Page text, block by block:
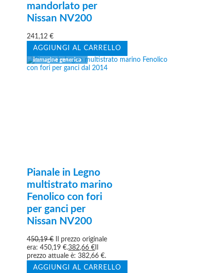
mandorlato per
Nissan NV200
241,12€
AGGIUNGI AL CARRELLO
Pianale in Legno
multistrato marino
Fenolico con fori
per ganci per
Nissan NV200
450,19€
Il prezzo originale
era: 450,19 €.382,66€
prezzo attuale è: 382,66 €.
AGGIUNGI AL CARRELLO